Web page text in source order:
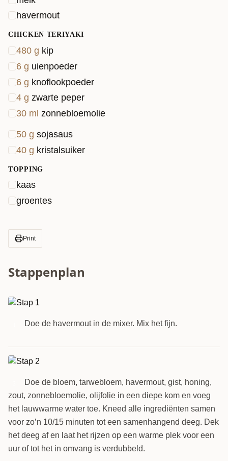
havermout
CHICKEN TERIYAKI
480 g kip
6 g uienpoeder
6 g knoflookpoeder
4 g zwarte peper
30 ml zonnebloemolie
50 g sojasaus
40 g kristalsuiker
TOPPING
kaas
groentes
Print
Stappenplan
Doe de havermout in de mixer. Mix het fijn.
Doe de bloem, tarwebloem, havermout, gist, honing,
zout, zonnebloemolie, olijfolie in een diepe kom en voeg
het lauwwarme water toe. Kneed alle ingrediënten samen
voor zo’n 10/15 minuten tot een samenhangend deeg. Dek
het deeg af en laat het rijzen op een warme plek voor een
uur of tot het in omvang is verdubbeld.